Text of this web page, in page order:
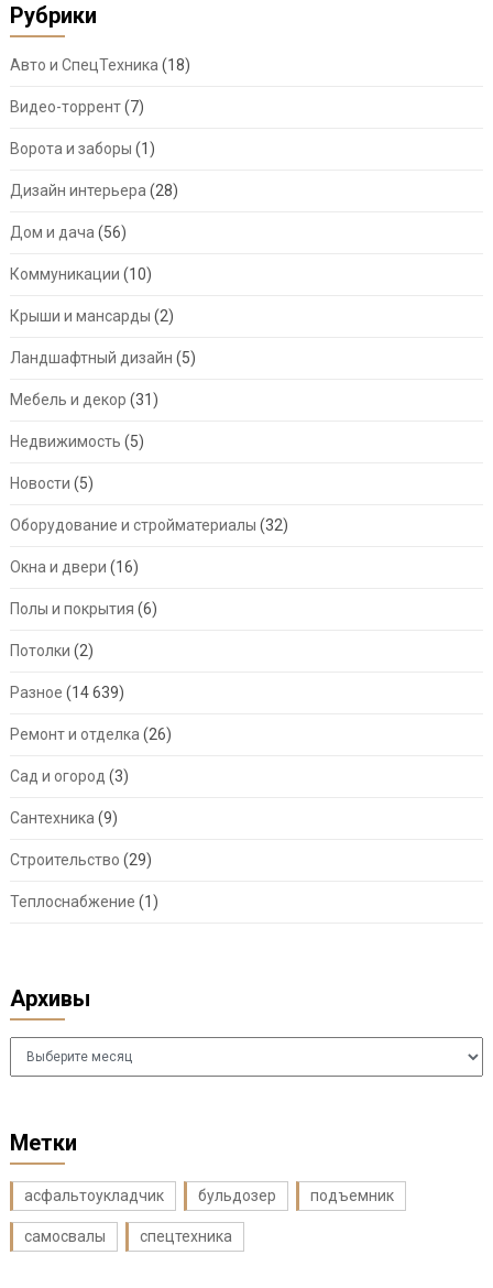
Рубрики
Авто и СпецТехника (18)
Видео-торрент(7)
Ворота и заборы (1)
Дизайн интерьера (28)
Дом и дача (56)
Коммуникации (10)
Крыши и мансарды (2)
Ландшафтный дизайн (5)
Мебель и декор (31)
Недвижимость (5)
Новости (5)
Оборудование и стройматериалы (32)
Окна и двери (16)
Полы и покрытия (6)
Потолки (2)
Разное (14 639)
Ремонт и отделка (26)
Сад и огород (3)
Сантехника (9)
Строительство (29)
Теплоснабжение (1)
Архивы
Архивы
Метки
асфальтоукладчик бульдозер подъемник
самосвалы спецтехника